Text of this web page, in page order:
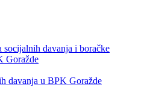
socijalnih davanja i boračke
Goražde
davanja u BPK Goražde